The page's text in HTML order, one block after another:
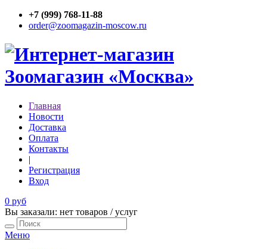
+7 (999) 768-11-88
order@zoomagazin-moscow.ru
Главная
Новости
Доставка
Оплата
Контакты
|
Регистрация
Вход
0 руб
Вы заказали: нет товаров / услуг
Меню